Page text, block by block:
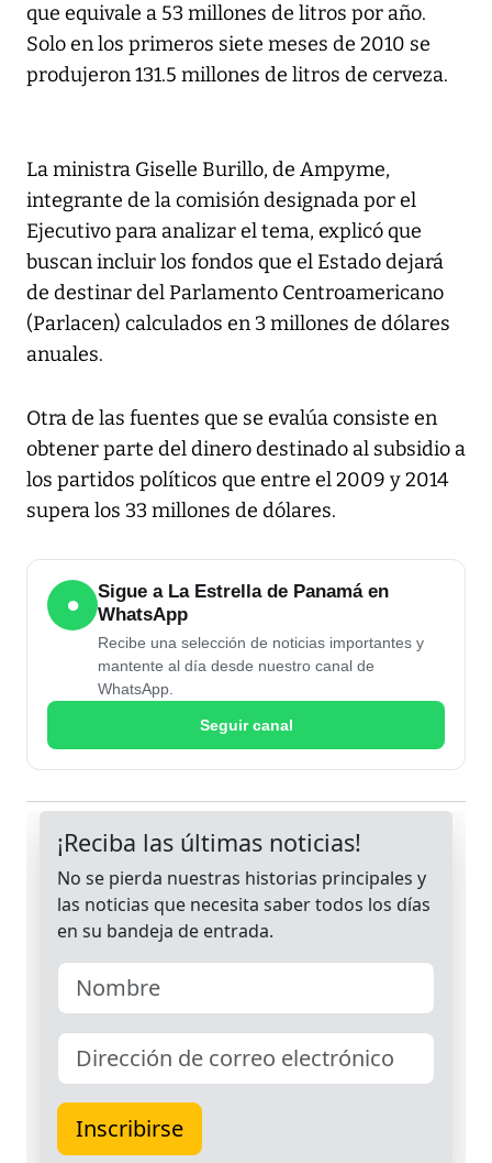
que equivale a 53 millones de litros por año.
Solo en los primeros siete meses de 2010 se
produjeron 131.5 millones de litros de cerveza.
La ministra Giselle Burillo, de Ampyme,
integrante de la comisión designada por el
Ejecutivo para analizar el tema, explicó que
buscan incluir los fondos que el Estado dejará
de destinar del Parlamento Centroamericano
(Parlacen) calculados en 3 millones de dólares
anuales.
Otra de las fuentes que se evalúa consiste en
obtener parte del dinero destinado al subsidio a
los partidos políticos que entre el 2009 y 2014
supera los 33 millones de dólares.
●
Sigue a La Estrella de Panamá en
WhatsApp
Recibe una selección de noticias importantes y
mantente al día desde nuestro canal de
WhatsApp.
Seguir canal